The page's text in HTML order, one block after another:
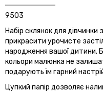
9503
Набір склянок для
прикрасити урочисте
народження вашої дитини.
кольори малюнка не
подарують їм гарний
Цупкий папір дозволяє